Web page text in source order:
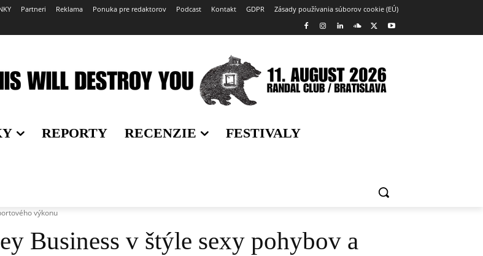
Partneri Reklama Ponuka pre redaktorov Podcast Kontakt GDPR Zásady používania súborov cookie (EÚ)
REPORTY RECENZIE
FESTIVALY
výkonu
Business v štýle sexy pohybov a